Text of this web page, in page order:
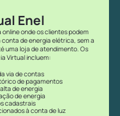
Enel
onde os clientes podem
de energia elétrica, sem a
uma loja de atendimento. Os
Virtual incluem:
via de contas
de pagamentos
de energia
de energia
cadastrais
à conta de luz